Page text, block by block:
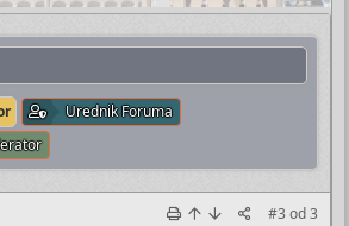
Urednik Foruma
#3 od3